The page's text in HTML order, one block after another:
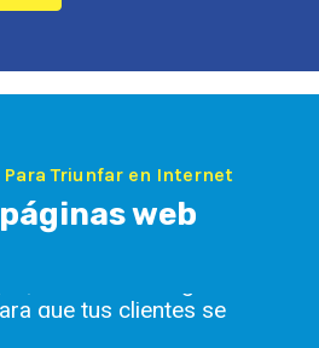
Triunfar en Internet
web
que tus clientes se